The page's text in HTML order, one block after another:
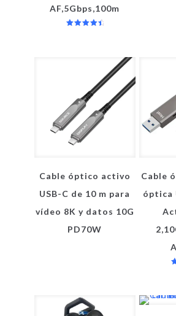
AF,5Gbps,100m
Cable óptico activo
USB-C de 10 m para
vídeo 8K y datos 10G
PD70W
Cable
óptica